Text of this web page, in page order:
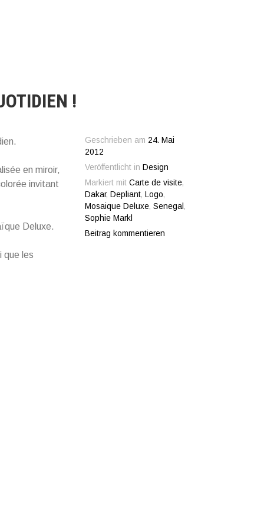
!
Geschrieben am 24. Mai
2012
Veröffentlicht in Design
Markiert mitCarte de visite,
Dakar, Depliant, Logo,
Mosaique Deluxe,Senegal ,
Sophie Markl
Beitrag kommentieren
en miroir,
invitant
Deluxe.
que les